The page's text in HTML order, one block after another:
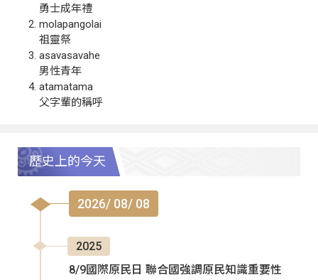
勇士成年禮
molapangolai
祖靈祭
asavasavahe
男性青年
atamatama
父字輩的稱呼
歷史上的今天
2026/ 08/ 08
2025
8/9國際原民日 聯合國強調原民知識重要性